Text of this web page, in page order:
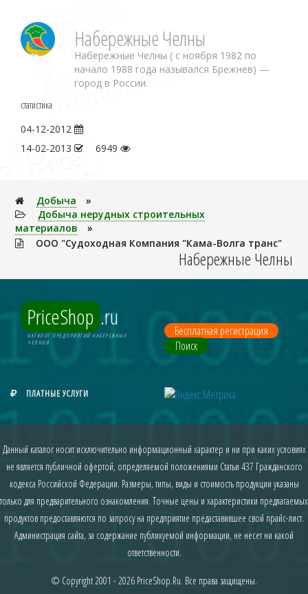
Набережные Челны
Набережные Челны ( с ноября 1982 по
начало 1988 года назывался Брежнев) —
город в России.
статистика
04-12-2012
14-02-2013
6949
Добыча
»
Добыча нерудных строительных
материалов
»
ООО "Судоходная Компания "Кама-Волга транс"
Набережные Челны
PriceShop .ru
КАТАЛОГ ПРЕДПРИЯТИЙ НАБЕРЕЖНЫХ
ЧЕЛНОВ
Бесплатная регистрация
Поиск
ПЛАТНЫЕ УСЛУГИ
Данный каталог носит исключительно информационный характер и ни при каких условиях
не является публичной офертой, определяемой положениями Статьи 437 Гражданского
кодекса Российской Федерации. Размеры, типы, виды и стоимость продукции указаны
только для предварительного ознакомления. Точные цены и характеристики предлагаемых
продуктов предоставляются по запросу на предприятие предаставившее свой прайс-лист.
Администрация сайта, за содержание публикуемой информации, не несет ни какой
ответственности.
© Copyright 2001 - 2026 PriceShop.Ru. Все права защищены.